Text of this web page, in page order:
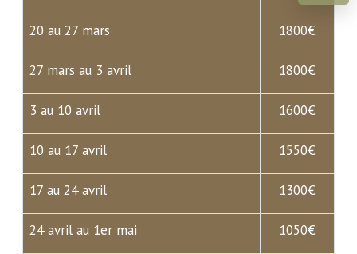
20 au 27 mars 1800€
27 mars au 3 avril 1800€
3 au 10 avril 1600€
10 au 17 avril 1550€
17 au 24 avril 1300€
24 avril au 1er mai 1050€